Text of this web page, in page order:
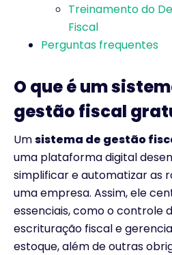
Treinamento do
Fiscal
Perguntas frequentes
O que é um
gestão fiscal
Umsistema de gestão
uma plataforma digital
simplificar e automatizar as
uma empresa. Assim, ele
essenciais, como o controle
escrituração fiscal e
estoque, além de outras